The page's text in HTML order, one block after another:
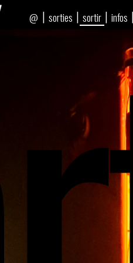
| sorties | sortir | infos |
@